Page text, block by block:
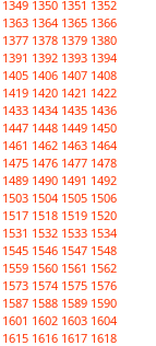
1349 1350 1351 1352
1363 1364 1365 1366
1377 1378 1379 1380
1391 1392 1393 1394
1405 1406 1407 1408
1419 1420 1421 1422
1433 1434 1435 1436
1447 1448 1449 1450
1461 1462 1463 1464
1475 1476 1477 1478
1489 1490 1491 1492
1503 1504 1505 1506
1517 1518 1519 1520
1531 1532 1533 1534
1545 1546 1547 1548
1559 1560 1561 1562
1573 1574 1575 1576
1587 1588 1589 1590
1601 1602 1603 1604
1615 1616 1617 1618